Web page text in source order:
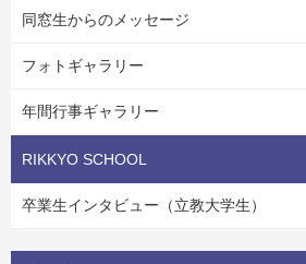
同窓生からのメッセージ
フォトギャラリー
年間行事ギャラリー
RIKKYO SCHOOL
卒業生インタビュー（立教大学生）